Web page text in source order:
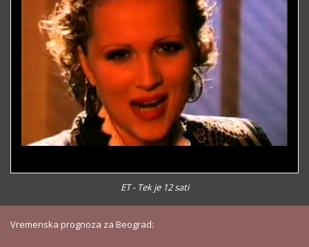
ET - Tek je 12 sati
Vremenska prognoza za Beograd: